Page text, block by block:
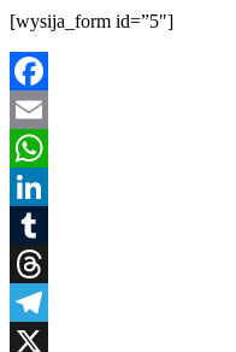
[wysija_form id=”5″]
Facebook
Email
WhatsApp
LinkedIn
Tumblr
Threads
Telegram